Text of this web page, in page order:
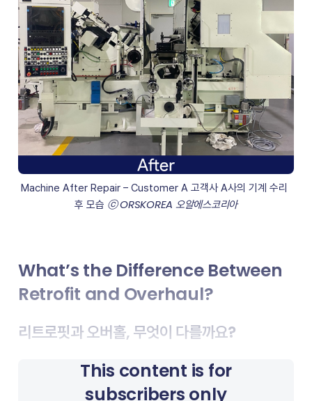
Machine After Repair – Customer A 고객사 A사의 기계 수리
후 모습 ⓒ ORSKOREA 오알에스코리아
What’s the Difference Between
Retrofit and Overhaul?
리트로핏과 오버홀, 무엇이 다를까요?
This content is for
subscribers only